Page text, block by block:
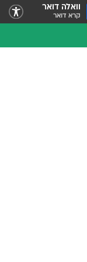
וואלה דואר
קרא דואר